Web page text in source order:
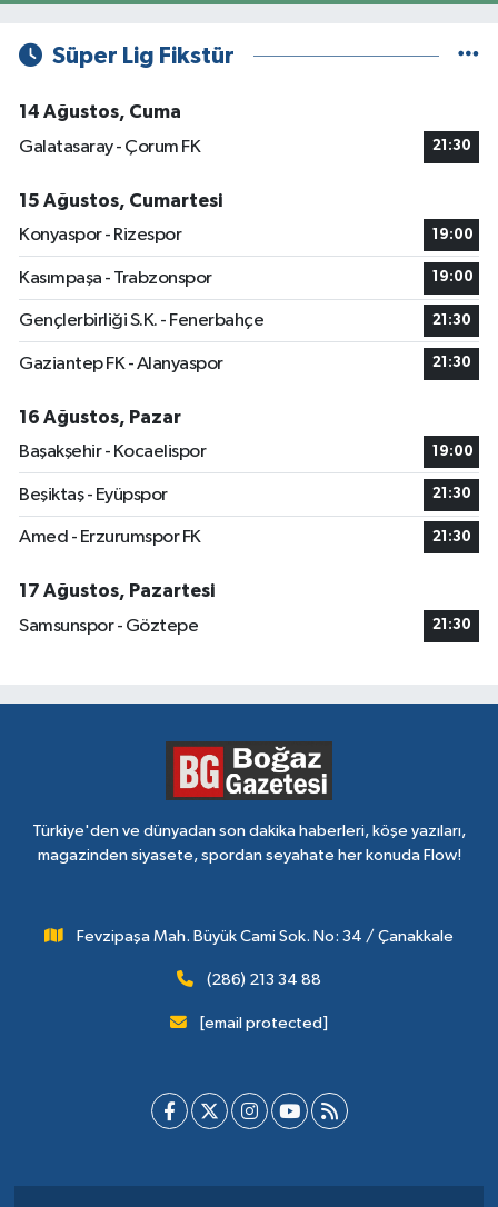
Süper Lig Fikstür
14 Ağustos, Cuma
Galatasaray - Çorum FK
21:30
15 Ağustos, Cumartesi
Konyaspor - Rizespor
19:00
Kasımpaşa - Trabzonspor 19:00
Gençlerbirliği S.K. - Fenerbahçe 21:30
Gaziantep FK - Alanyaspor 21:30
16 Ağustos, Pazar
Başakşehir - Kocaelispor
19:00
Beşiktaş - Eyüpspor 21:30
Amed - Erzurumspor FK 21:30
17 Ağustos, Pazartesi
Samsunspor - Göztepe
21:30
Türkiye'den ve dünyadan son dakika haberleri, köşe yazıları,
magazinden siyasete, spordan seyahate her konuda Flow!
Fevzipaşa Mah. Büyük Cami Sok. No: 34 / Çanakkale
(286) 213 34 88
[email protected]